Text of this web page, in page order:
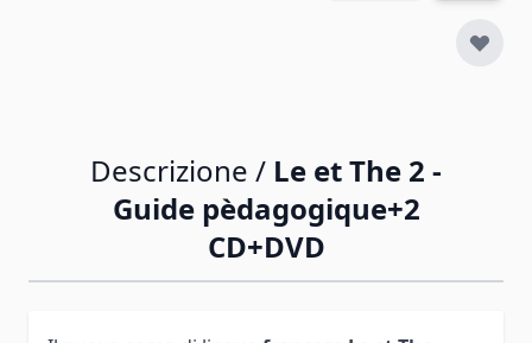
Descrizione / Le et The 2 -
Guide pèdagogique+2
CD+DVD